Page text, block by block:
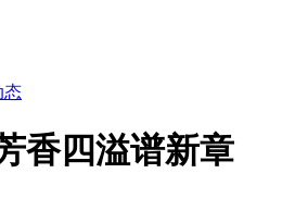
态
香四溢谱新章